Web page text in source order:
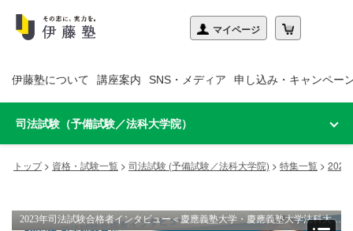
伊藤塾について 講座案内 SNS・メディア 申し込み・キャンペー
司法試験（予備試験／法科大学院）
トップ> 資格・試験一覧 > 司法試験 (予備試験／法科大学院) > 特集一覧 > 2023